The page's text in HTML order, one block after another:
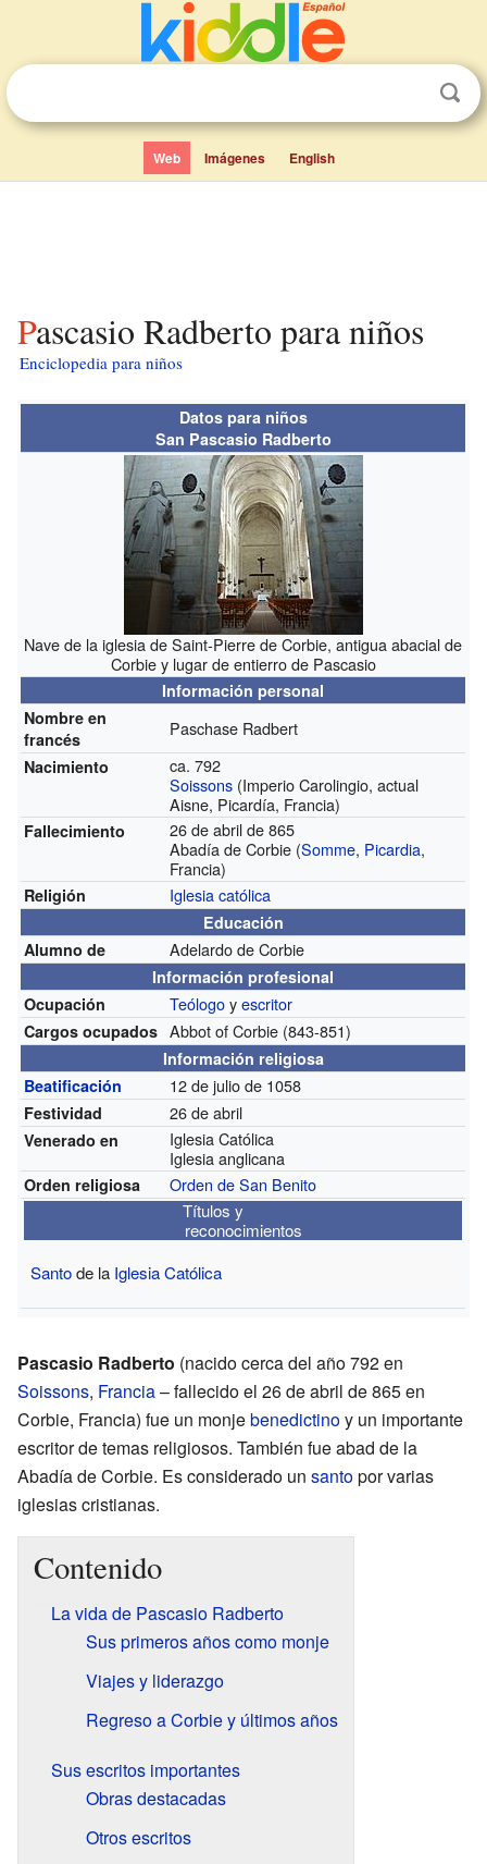
Web Imágenes English
Pascasio Radberto para niños
Enciclopedia para niños
Datos para niños
San Pascasio Radberto
Nave de la iglesia de Saint-Pierre de Corbie, antigua abacial de
Corbie y lugar de entierro de Pascasio
Información personal
Nombre en
francés
Paschase Radbert
Nacimiento
ca. 792
Soissons (Imperio Carolingio, actual
Aisne, Picardía, Francia)
Fallecimiento
26 de abril de 865
Abadía de Corbie (Somme, Picardia,
Francia)
Religión Iglesia católica
Educación
Alumno de
Adelardo de Corbie
Información profesional
Ocupación
Teólogoyescritor
Cargos ocupados Abbot of Corbie (843-851)
Información religiosa
Beatificación
12 de julio de 1058
Festividad 26 de abril
Venerado en
Iglesia Católica
Iglesia anglicana
Orden religiosa
Orden de San Benito
Títulos y
reconocimientos
Santode la Iglesia Católica
Pascasio Radberto (nacido cerca del año 792 en
Soissons, Francia– fallecido el 26 de abril de 865 en
Corbie, Francia) fue un monjebenedictinoy un importante
escritor de temas religiosos. También fue abad de la
Abadía de Corbie. Es considerado un santopor varias
iglesias cristianas.
Contenido
La vida de Pascasio Radberto
Sus primeros años como monje
Viajes y liderazgo
Regreso a Corbie y últimos años
Sus escritos importantes
Obras destacadas
Otros escritos